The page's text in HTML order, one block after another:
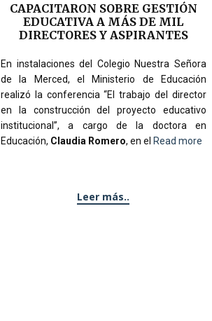
CAPACITARON SOBRE GESTIÓN
EDUCATIVA A MÁS DE MIL
DIRECTORES Y ASPIRANTES
En instalaciones del Colegio Nuestra Señora
de la Merced, el Ministerio de Educación
realizó la conferencia “El trabajo del director
en la construcción del proyecto educativo
institucional”, a cargo de la doctora en
Educación, Claudia Romero, en el Read more
Leer más..